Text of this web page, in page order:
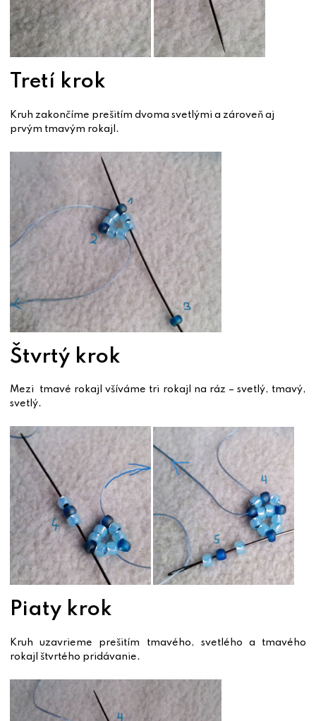
Tretí krok
Kruh zakončíme prešitím dvoma svetlými a zároveň aj
prvým tmavým rokajl.
Štvrtý krok
Mezi tmavé rokajl všíváme tri rokajl na ráz – svetlý, tmavý,
svetlý.
Piaty krok
Kruh uzavrieme prešitím tmavého, svetlého a tmavého
rokajl štvrtého pridávanie.